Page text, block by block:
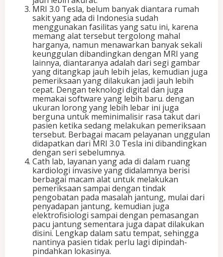
h
y
a
n
g
S
e
t
a
r
a
f
R
u
m
a
h
S
a
k
i
t
I
n
t
e
r
n
MRI 3.0 Tesla, belum banyak diantara rumah
sakit yang ada di Indonesia sudah
menggunakan fasilitas yang satu ini, karena
memang alat tersebut tergolong mahal
harganya, namun menawarkan banyak sekali
keunggulan dibandingkan dengan MRI yang
lainnya, diantaranya adalah dari segi gambar
yang ditangkap jauh lebih jelas, kemudian juga
pemeriksaan yang dilakukan jadi jauh lebih
cepat. Dengan teknologi digital dan juga
memakai software yang lebih baru. dengan
ukuran lorong yang lebih lebar ini juga
berguna untuk meminimalisir rasa takut dari
pasien ketika sedang melakukan pemeriksaan
tersebut. Berbagai macam pelayanan unggulan
didapatkan dari MRI 3.0 Tesla ini dibandingkan
dengan seri sebelumnya.
Cath lab, layanan yang ada di dalam ruang
kardiologi invasive yang didalamnya berisi
berbagai macam alat untuk melakukan
pemeriksaan sampai dengan tindak
pengobatan pada masalah jantung, mulai dari
penyadapan jantung, kemudian juga
elektrofisiologi sampai dengan pemasangan
pacu jantung sementara juga dapat dilakukan
disini. Lengkap dalam satu tempat, sehingga
nantinya pasien tidak perlu lagi dipindah-
pindahkan lokasinya.